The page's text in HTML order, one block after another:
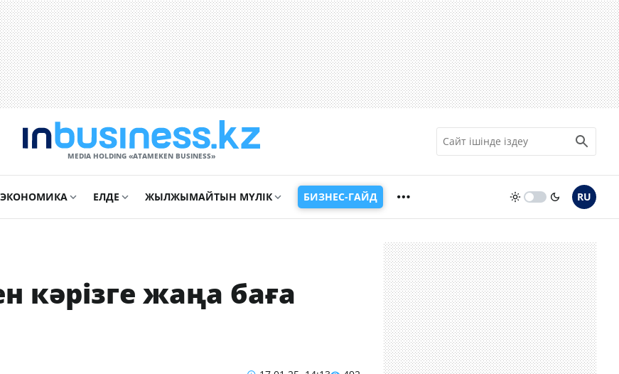
MEDIA HOLDING «ATAMEKЕN BUSINESS»
ЭКОНОМИКА ЕЛДЕ ЖЫЛЖЫМАЙТЫН МҮЛІК БИЗНЕС-ГАЙД RU
кәрізге жаңа баға